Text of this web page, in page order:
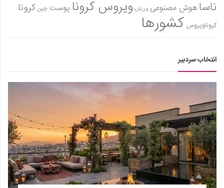
ناساهوش مصنوعی ورزش ویروس کرونا پوست چین کرونا
کروناویروس کشورها
انتخاب سردبیر